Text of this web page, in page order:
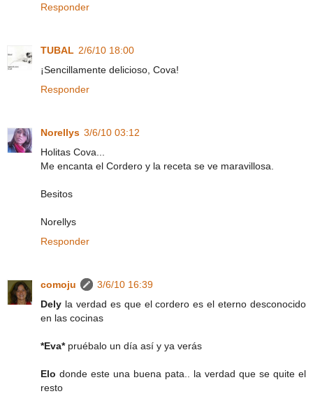
Responder
TUBAL 2/6/10 18:00
¡Sencillamente delicioso, Cova!
Responder
Norellys 3/6/10 03:12
Holitas Cova...
Me encanta el Cordero y la receta se ve maravillosa.
Besitos
Norellys
Responder
comoju
3/6/10 16:39
Dely la verdad es que el cordero es el eterno desconocido
en las cocinas
*Eva* pruébalo un día así y ya verás
Elo donde este una buena pata.. la verdad que se quite el
resto